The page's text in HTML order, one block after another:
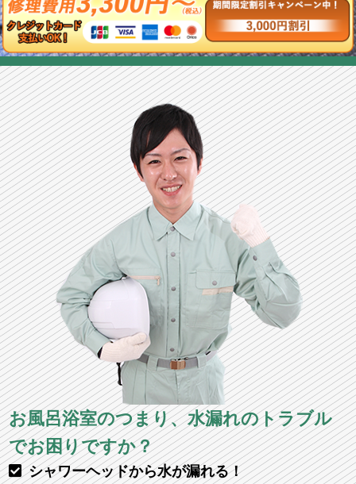
お風呂浴室のつまり、水漏れのトラブル
でお困りですか？
シャワーヘッドから水が漏れる！